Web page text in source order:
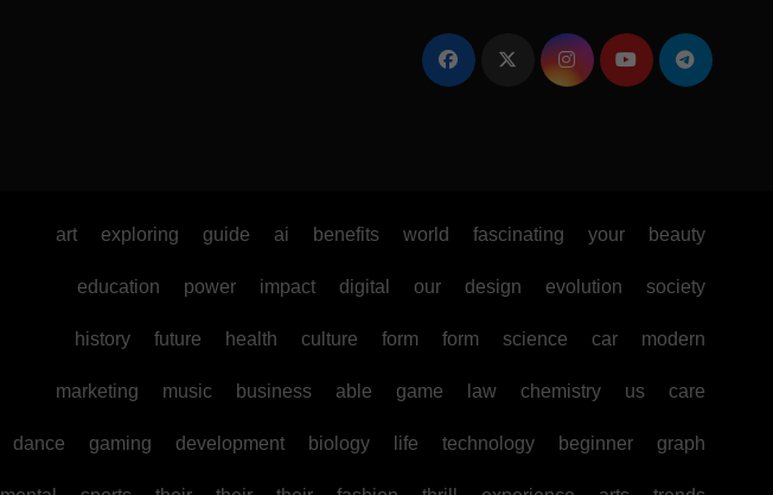
art exploring guide ai benefits world fascinating your beauty
education power impact digital our design evolution society
history future health culture form form science car modern
marketing music business able game law chemistry us care
dance gaming development biology life technology beginner graph